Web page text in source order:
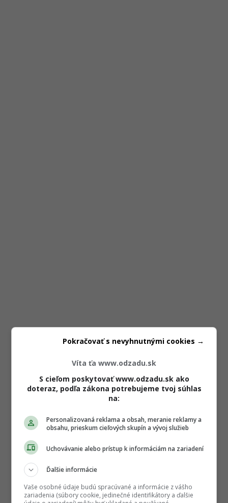
Víta ťa www.odzadu.sk
S cieľom poskytovať www.odzadu.sk ako
doteraz, podľa zákona potrebujeme tvoj súhlas
na:
Personalizovaná reklama a obsah, meranie reklamy a
obsahu, prieskum cieľových skupín a vývoj služieb
Uchovávanie alebo prístup k informáciám na zariadení
Ďalšie informácie
Vaše osobné údaje budú spracúvané a informácie z vášho
zariadenia (súbory cookie, jedinečné identifikátory a ďalšie
Pokračovať s nevyhnutnými cookies →